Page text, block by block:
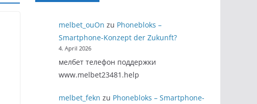
melbet_ouOn zu Phonebloks –
Smartphone-Konzept der Zukunft?
4. April 2026
мелбет телефон поддержки
www.melbet23481.help
melbet_fekn zu Phonebloks – Smartphone-